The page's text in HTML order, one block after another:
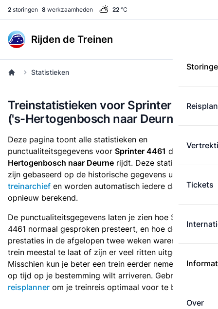
2 storingen 8 werkzaamheden 22 °C
Rijden de Treinen
Tickets
Over
Statistieken
Treinstatistieken voor Sprinter 4461
('s-Hertogenbosch naar Deurne)
Deze pagina toont alle statistieken en
punctualiteitsgegevens voor Sprinter 4461 die
van 's-
Hertogenbosch naar Deurne rijdt. Deze statistieken
zijn gebaseerd op de historische gegevens uit het
treinarchief en worden automatisch iedere dag
opnieuw berekend.
De punctualiteitsgegevens laten je zien hoe Sprinter
4461 normaal gesproken presteert, en hoe de
prestaties in de afgelopen twee weken waren. Is deze
trein meestal te laat of zijn er veel ritten uitgevallen?
Misschien kun je beter een trein eerder nemen als je
op tijd op je bestemming wilt arriveren. Gebruik de
reisplanner om je treinreis optimaal voor te bereiden.